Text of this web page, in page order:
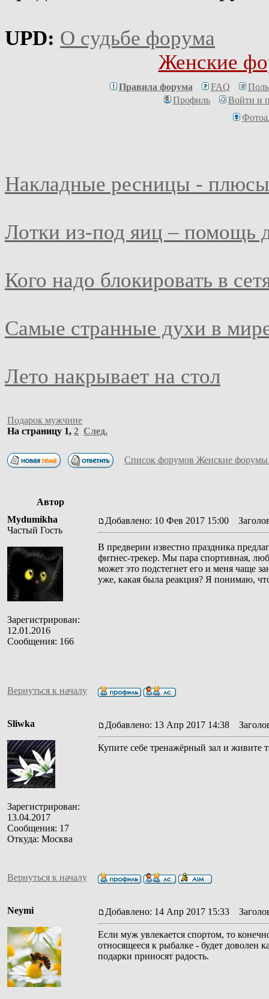
UPD: О судьбе форума
Женские
Правила форума FAQ
Профиль
Войти и
Накладные ресницы -
Лотки из-под яиц – помощь
Кого надо блокировать в
Самые странные духи в
Лето накрывает на стол
Подарок мужчине
На страницу 1, 2 След.
Список форумов Женские форумы
Автор
Mydumikha
Частый Гость
Зарегистрирован:
12.01.2016
Сообщения: 166
Добавлено: 10 Фев 2017 15:00
В предверии известно праздника
фитнес-трекер. Мы пара спортивная,
может это подстегнет его и меня чаще
уже, какая была реакция? Я понимаю,
Вернуться к началу
Sliwka
Зарегистрирован:
13.04.2017
Сообщения: 17
Откуда: Москва
Добавлено: 13 Апр 2017 14:38
Купите себе тренажёрный зал и живите
Вернуться к началу
Neymi Добавлено: 14 Апр 2017 15:33
Если муж увлекается спортом, то
относящееся к рыбалке - будет доволен
подарки приносят радость.